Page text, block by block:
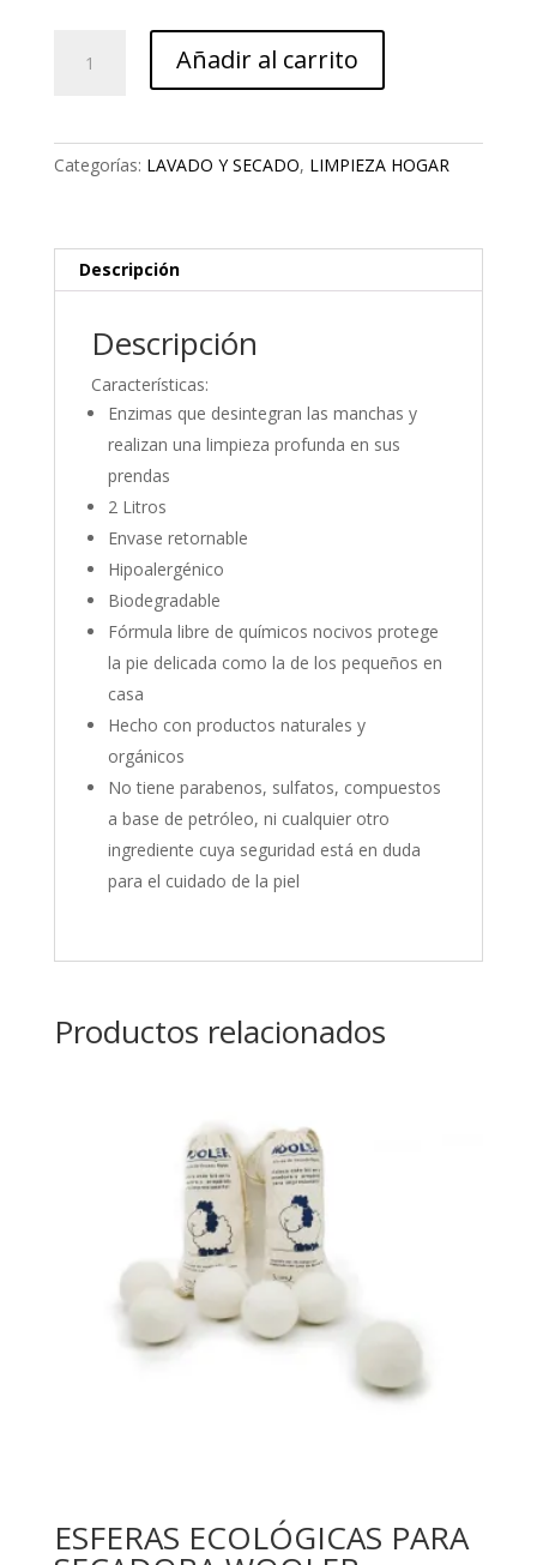
ENZIMATICO
Añadir al carrito
Categorías: LAVADO Y SECADO, LIMPIEZA HOGAR
Descripción
Descripción
Características:
Enzimas que desintegran las manchas y
realizan una limpieza profunda en sus
prendas
2 Litros
Envase retornable
Hipoalergénico
Biodegradable
Fórmula libre de químicos nocivos protege
la pie delicada como la de los pequeños en
casa
Hecho con productos naturales y
orgánicos
No tiene parabenos, sulfatos, compuestos
a base de petróleo, ni cualquier otro
ingrediente cuya seguridad está en duda
para el cuidado de la piel
Productos relacionados
ESFERAS ECOLÓGICAS PARA